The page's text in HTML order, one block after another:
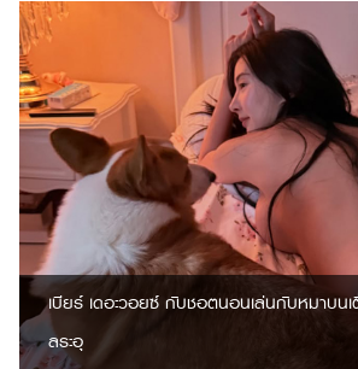
เบียร์ เดอะวอยซ์ กับชอตนอนเล่นกับหมาบนเ
ลระอุ